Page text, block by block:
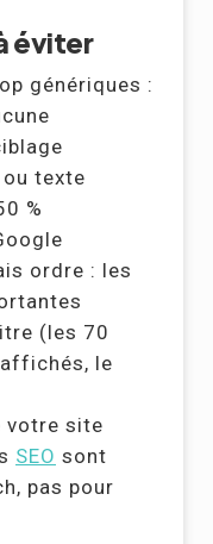
éviter
génériques :
texte
%
ordre : les
(les 70
le
votre site
SEO sont
pas pour